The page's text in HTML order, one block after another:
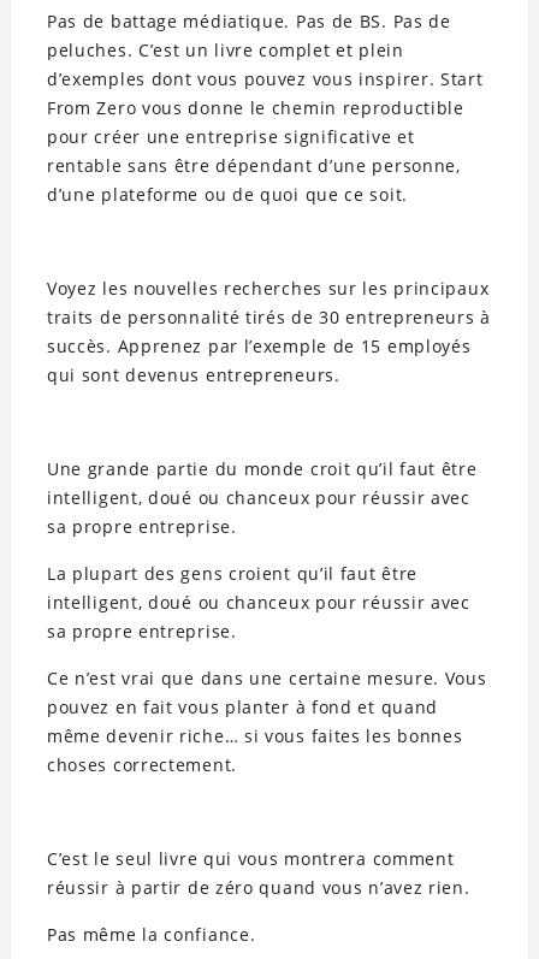
Pas de battage médiatique. Pas de BS. Pas de
peluches. C’est un livre complet et plein
d’exemples dont vous pouvez vous inspirer. Start
From Zero vous donne le chemin reproductible
pour créer une entreprise significative et
rentable sans être dépendant d’une personne,
d’une plateforme ou de quoi que ce soit.
Voyez les nouvelles recherches sur les principaux
traits de personnalité tirés de 30 entrepreneurs à
succès. Apprenez par l’exemple de 15 employés
qui sont devenus entrepreneurs.
Une grande partie du monde croit qu’il faut être
intelligent, doué ou chanceux pour réussir avec
sa propre entreprise.
La plupart des gens croient qu’il faut être
intelligent, doué ou chanceux pour réussir avec
sa propre entreprise.
Ce n’est vrai que dans une certaine mesure. Vous
pouvez en fait vous planter à fond et quand
même devenir riche… si vous faites les bonnes
choses correctement.
C’est le seul livre qui vous montrera comment
réussir à partir de zéro quand vous n’avez rien.
Pas même la confiance.